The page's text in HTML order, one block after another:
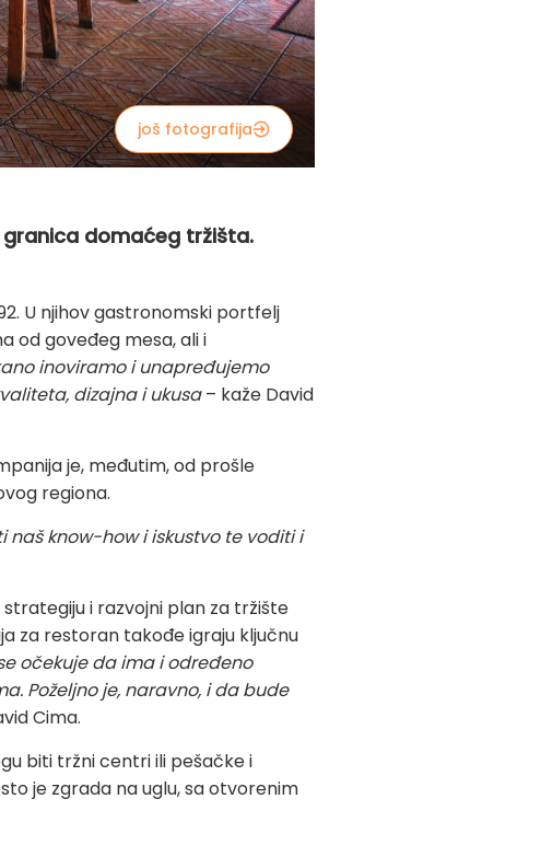
još fotografija
granica domaćeg tržišta.
U njihov gastronomski portfelj
od goveđeg mesa, ali i
inoviramo i unapređujemo
dizajna i ukusa– kaže David
je, međutim, od prošle
regiona.
naš know-how i iskustvo te voditi i
i razvojni plan za tržište
za restoran takođe igraju ključnu
očekuje da ima i određeno
Poželjno je, naravno, i da bude
Cima.
biti tržni centri ili pešačke i
je zgrada na uglu, sa otvorenim